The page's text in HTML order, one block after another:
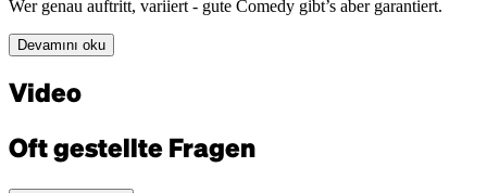
Wer genau auftritt, variiert - gute Comedy gibt’s aber garantiert.
Devamını oku
Video
Oft gestellte Fragen